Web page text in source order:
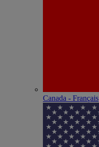
Canada - Français